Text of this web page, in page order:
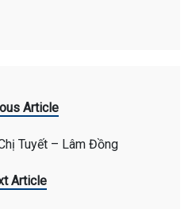
Article
Tuyết – Lâm Đồng
Article